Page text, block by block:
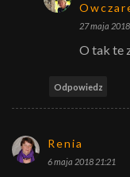
27 maja
O tak te
Odpowiedz
Renia
6 maja 2018 21:21